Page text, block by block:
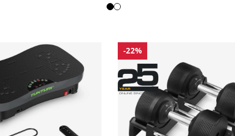
klasser. Träna tillsammans med våra expertutbildare
laptop, ingen ytterligare prenumeration krävs.
-22%